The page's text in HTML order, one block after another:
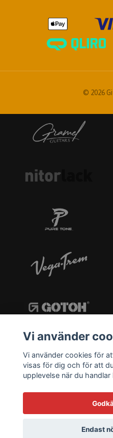
© 2026
Vi använder
Vi använder cookies för
visas för dig och för att
upplevelse när du
Endast